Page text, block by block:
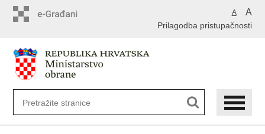
A A
Prilagodba pristupačnosti